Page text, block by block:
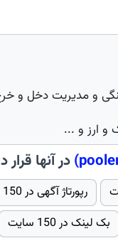
و مدیریت دخل و
و ارز و ...
در آنها قرار
رپورتاژ آگهی در 150 سایت
بک لینک در 150 سایت